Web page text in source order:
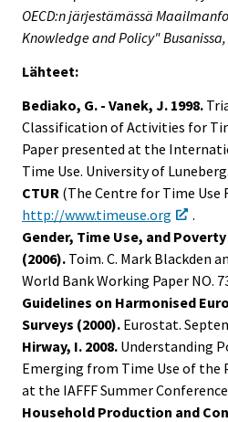
OECD:n järjestämässä
Knowledge and Policy"
Lähteet:
Bediako, G. - Vanek, J. 1998.
Classification of Activities for
Paper presented at the
Time Use. University of
CTUR (The Centre for Time Use
http://www.timeuse.org
.
Gender, Time Use, and
(2006). Toim. C. Mark Blackden
World Bank Working Paper NO.
Guidelines on Harmonised
Surveys (2000). Eurostat.
Hirway, I. 2008. Understanding
Emerging from Time Use of the
at the IAFFF Summer
Household Production and